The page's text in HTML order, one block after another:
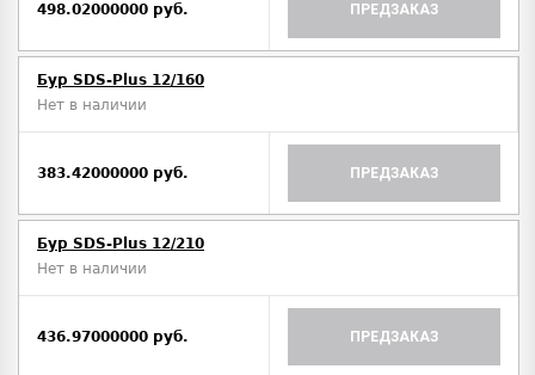
498.02000000 руб. ПРЕДЗАКАЗ
Бур SDS-Plus 12/160
Нет в наличии
383.42000000 руб. ПРЕДЗАКАЗ
Бур SDS-Plus 12/210
Нет в наличии
436.97000000 руб. ПРЕДЗАКАЗ